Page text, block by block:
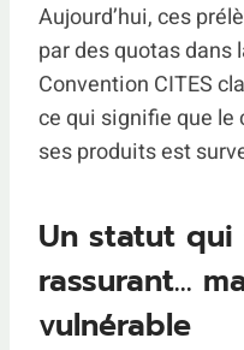
Aujourd’hui, ces
par des quotas dans
Convention CITES
ce qui signifie que
ses produits est
Un statut qui
rassurant…
vulnérable